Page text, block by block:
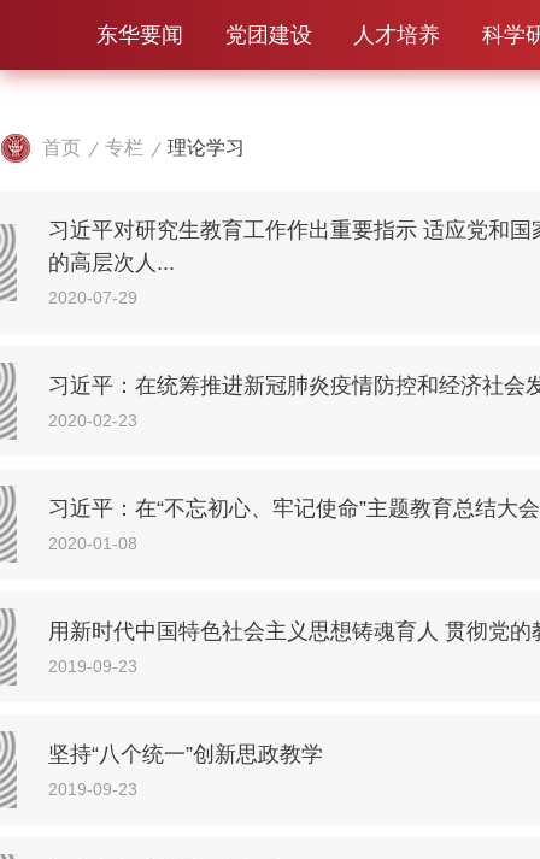
东华要闻 党团建设 人才培养 科学
首页 专栏 理论学习
习近平对研究生教育工作作出重要指示 适应党和
的高层次人...
2020-07-29
习近平：在统筹推进新冠肺炎疫情防控和经济社会
2020-02-23
习近平：在“不忘初心、牢记使命”主题教育总结大
2020-01-08
用新时代中国特色社会主义思想铸魂育人 贯彻党
2019-09-23
坚持“八个统一”创新思政教学
2019-09-23